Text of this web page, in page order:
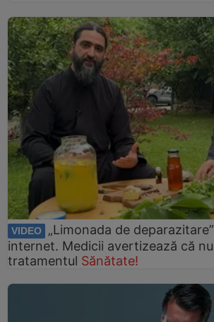
VIDEO
„Limonada de
internet. Medicii avertizează că
tratamentul Sănătate!